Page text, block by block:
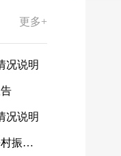
更多+
况说明
况说明
2026年第一批巩固拓展脱贫攻坚成果同乡村振兴有效衔接资金项目（81个）